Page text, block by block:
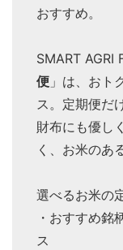
おすすめ。
SMART AGRI
便 」は、おト
ス。定期便だ
財布にも優し
く、お米のあ
選べるお米の
・おすすめ銘
ス